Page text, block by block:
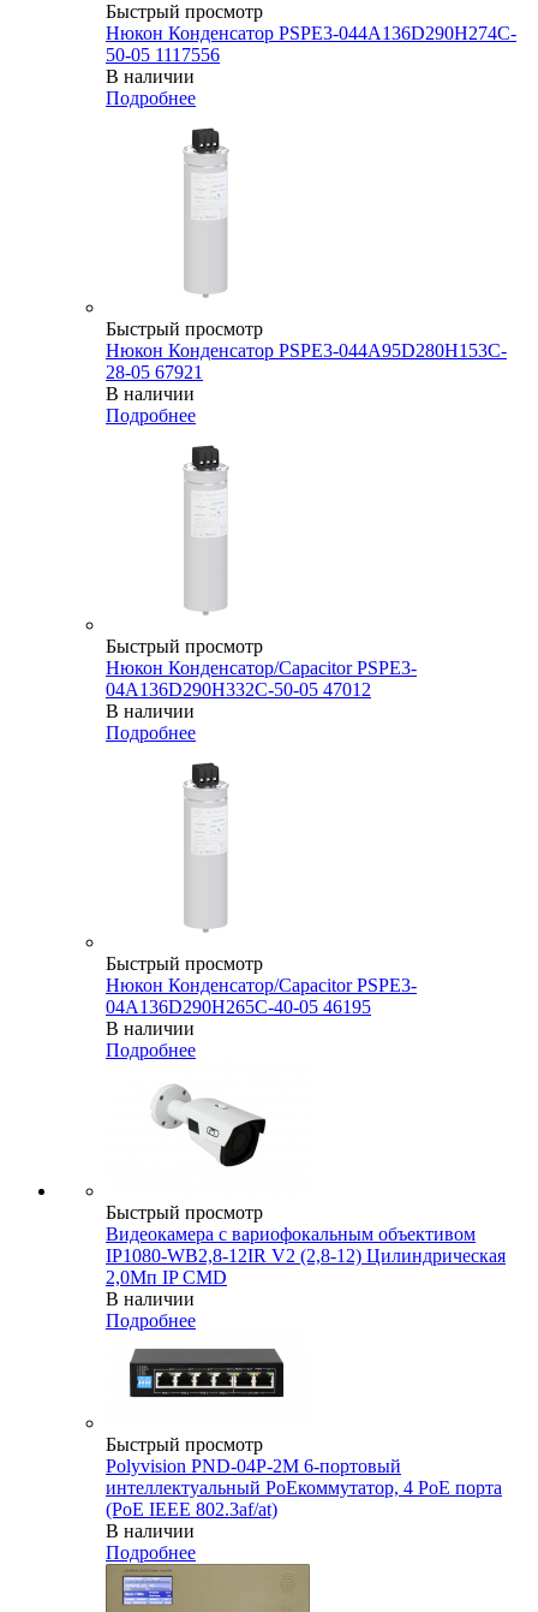
Быстрый просмотр
Нюкон Конденсатор PSPE3-044A136D290H274C-
50-05 1117556
В наличии
Подробнее
Быстрый просмотр
Нюкон Конденсатор PSPE3-044A95D280H153C-
28-05 67921
В наличии
Подробнее
Быстрый просмотр
Нюкон Конденсатор/Capacitor PSPE3-
04A136D290H332C-50-05 47012
В наличии
Подробнее
Быстрый просмотр
Нюкон Конденсатор/Capacitor PSPE3-
04A136D290H265C-40-05 46195
В наличии
Подробнее
Быстрый просмотр
Видеокамера с вариофокальным объективом
IP1080-WB2,8-12IR V2 (2,8-12) Цилиндрическая
2,0Мп IP CMD
В наличии
Подробнее
Быстрый просмотр
Polyvision PND-04P-2M 6-портовый
интеллектуальный PoEкоммутатор, 4 PoE порта
(PoE IEEE 802.3af/at)
В наличии
Подробнее